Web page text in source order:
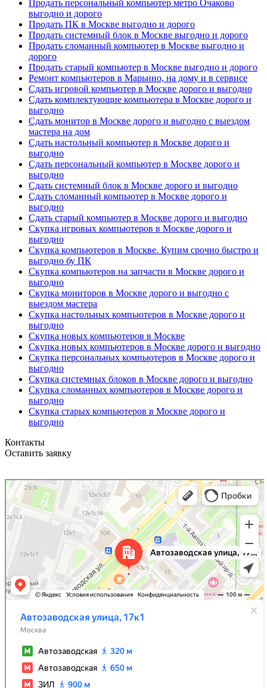
Продать персональный компьютер метро Очаково
выгодно и дорого
Продать ПК в Москве выгодно и дорого
Продать системный блок в Москве выгодно и дорого
Продать сломанный компьютер в Москве выгодно и
дорого
Продать старый компьютер в Москве выгодно и дорого
Ремонт компьютеров в Марьино, на дому и в сервисе
Сдать игровой компьютер в Москве дорого и выгодно
Сдать комплектующие компьютера в Москве дорого и
выгодно
Сдать монитор в Москве дорого и выгодно с выездом
мастера на дом
Сдать настольный компьютер в Москве дорого и
выгодно
Сдать персональный компьютер в Москве дорого и
выгодно
Сдать системный блок в Москве дорого и выгодно
Сдать сломанный компьютер в Москве дорого и
выгодно
Сдать старый компьютер в Москве дорого и выгодно
Скупка игровых компьютеров в Москве дорого и
выгодно
Скупка компьютеров в Москве. Купим срочно быстро и
выгодно бу ПК
Скупка компьютеров на запчасти в Москве дорого и
выгодно
Скупка мониторов в Москве дорого и выгодно с
выездом мастера
Скупка настольных компьютеров в Москве дорого и
выгодно
Скупка новых компьютеров в Москве
Скупка новых компьютеров в Москве дорого и выгодно
Скупка персональных компьютеров в Москве дорого и
выгодно
Скупка системных блоков в Москве дорого и выгодно
Скупка сломанных компьютеров в Москве дорого и
выгодно
Скупка старых компьютеров в Москве дорого и
выгодно
Контакты
Оставить заявку